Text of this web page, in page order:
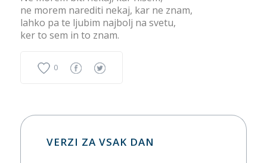
ne morem narediti nekaj, kar ne znam,
lahko pa te ljubim najbolj na svetu,
ker to sem in to znam.
0
VERZI ZA VSAK DAN